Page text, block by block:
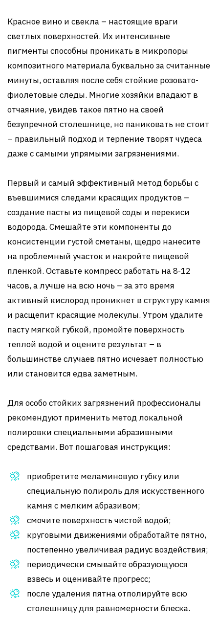
Красное вино и свекла – настоящие враги
светлых поверхностей. Их интенсивные
пигменты способны проникать в микропоры
композитного материала буквально за считанные
минуты, оставляя после себя стойкие розовато-
фиолетовые следы. Многие хозяйки впадают в
отчаяние, увидев такое пятно на своей
безупречной столешнице, но паниковать не стоит
– правильный подход и терпение творят чудеса
даже с самыми упрямыми загрязнениями.
Первый и самый эффективный метод борьбы с
въевшимися следами красящих продуктов –
создание пасты из пищевой соды и перекиси
водорода. Смешайте эти компоненты до
консистенции густой сметаны, щедро нанесите
на проблемный участок и накройте пищевой
пленкой. Оставьте компресс работать на 8-12
часов, а лучше на всю ночь – за это время
активный кислород проникнет в структуру камня
и расщепит красящие молекулы. Утром удалите
пасту мягкой губкой, промойте поверхность
теплой водой и оцените результат – в
большинстве случаев пятно исчезает полностью
или становится едва заметным.
Для особо стойких загрязнений профессионалы
рекомендуют применить метод локальной
полировки специальными абразивными
средствами. Вот пошаговая инструкция:
приобретите меламиновую губку или
специальную полироль для искусственного
камня с мелким абразивом;
смочите поверхность чистой водой;
круговыми движениями обработайте пятно,
постепенно увеличивая радиус воздействия;
периодически смывайте образующуюся
взвесь и оценивайте прогресс;
после удаления пятна отполируйте всю
столешницу для равномерности блеска.